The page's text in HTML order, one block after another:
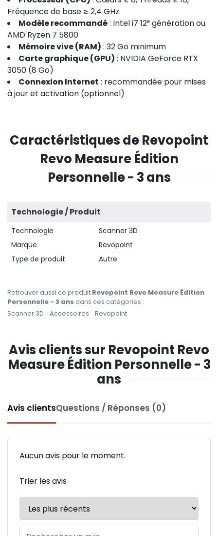
Fréquence de base ≥ 2,4 GHz
Modèle recommandé: Intel i7 12ᵉ génération ou
AMD Ryzen 7 5800
Mémoire vive (RAM) : 32 Go minimum
Carte graphique (GPU) : NVIDIA GeForce RTX
3050 (8 Go)
Connexion Internet : recommandée pour mises
à jour et activation (optionnel)
Caractéristiques de Revopoint
Revo Measure Édition
Personnelle - 3 ans
Technologie / Produit
Technologie
Scanner 3D
Marque
Revopoint
Type de produit
Autre
Retrouver aussi ce produit Revopoint Revo Measure Édition
Personnelle - 3 ans dans ces catégories :
Scanner 3D
Accessoires Revopoint
Avis clients sur Revopoint Revo
Measure Édition Personnelle - 3
ans
Avis clientsQuestions / Réponses (0)
Aucun avis pour le moment.
Trier les avis